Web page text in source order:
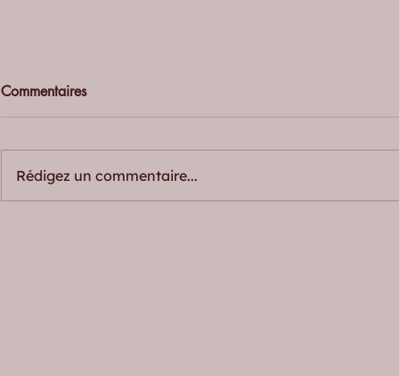
Commentaires
Rédigez un commentaire...